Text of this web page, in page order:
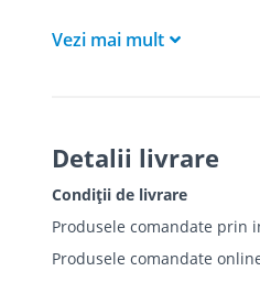
Vezi mai mult
Detalii livrare
Condiții de livrare
Produsele comandate
Produsele comandate